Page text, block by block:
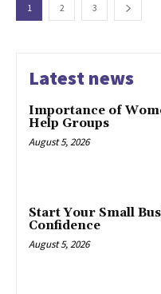
1 2 3
Latest news
Importance of
Help Groups
August 5, 2026
Start Your Small
Confidence
August 5, 2026